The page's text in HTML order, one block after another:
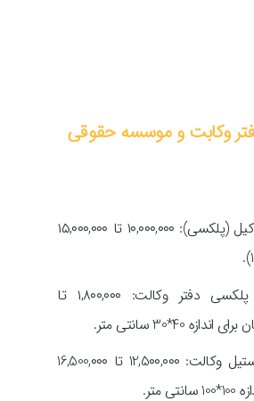
وکابت و موسسه حقوقی
قیمت تابلو وکیل (پلکسی): ۱۰,۰۰۰,۰۰۰ تا ۱۵,۰۰۰,۰۰۰
قیمت تابلو پلکسی دفتر وکالت: ۱,۸۰۰,۰۰۰ تا
قیمت لوگو استیل وکالت: 12,5۰۰,۰۰۰ تا 16,500,۰۰۰
متر.